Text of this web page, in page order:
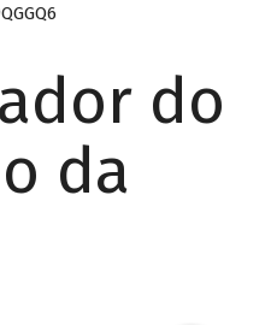
do
da